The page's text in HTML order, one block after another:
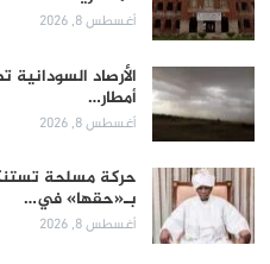
أغسطس 8, 2026
الأرصاد السودانية
أمطار…
أغسطس 8, 2026
حركة مسلحة
بـ«حقها» في…
أغسطس 8, 2026